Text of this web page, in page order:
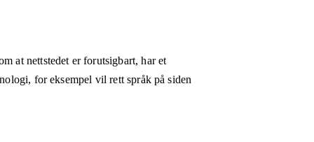
at nettstedet er forutsigbart, har et
for eksempel vil rett språk på siden